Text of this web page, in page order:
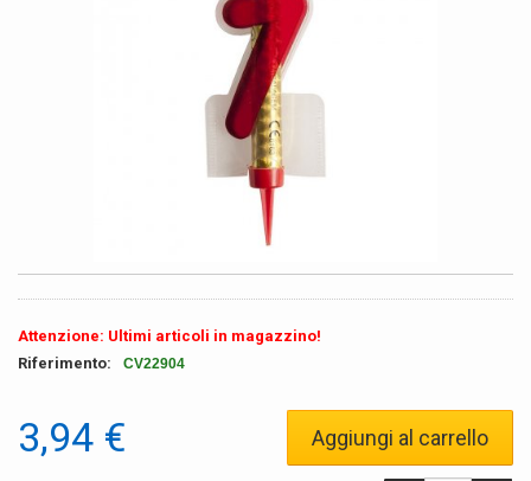
Attenzione: Ultimi articoli in magazzino!
Riferimento:
CV22904
3,94 € Aggiungi al carrello